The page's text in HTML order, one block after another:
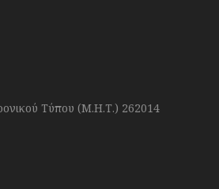
Τύπου (Μ.Η.Τ.) 262014